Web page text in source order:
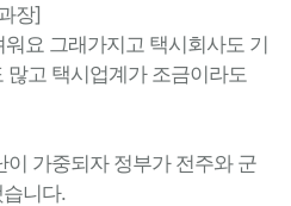
장]
요 그래가지고 택시회사도 기
고 택시업계가 조금이라도
가중되자 정부가 전주와 군
니다.